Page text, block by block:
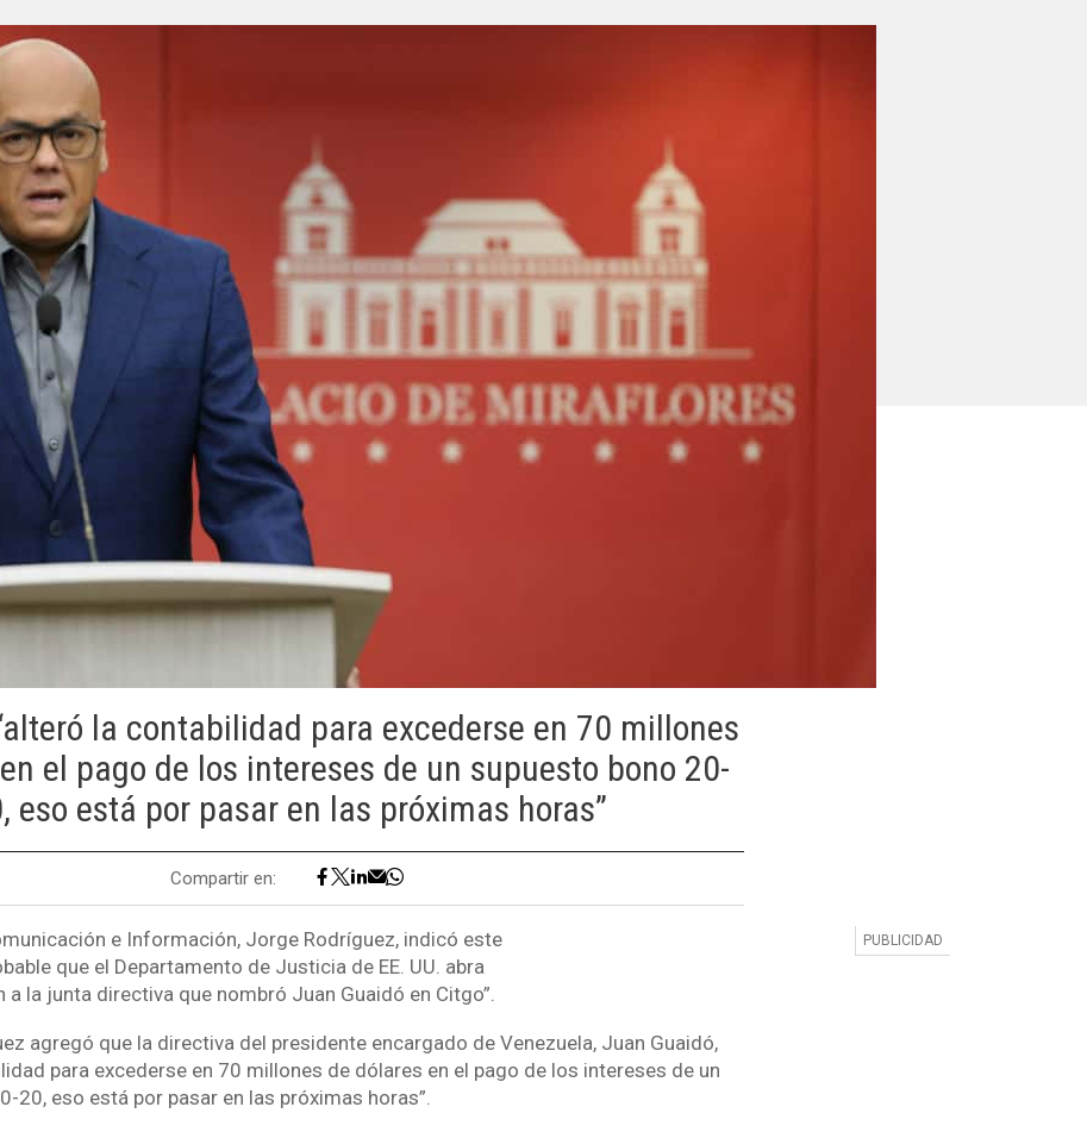
la contabilidad para excederse en 70 millones
el pago de los intereses de un supuesto bono 20-
eso está por pasar en las próximas horas”
Compartir en:
e Información, Jorge Rodríguez, indicó este
que el Departamento de Justicia de EE. UU. abra
a la junta directiva que nombró Juan Guaidó en Citgo”.
agregó que la directiva del presidente encargado de Venezuela, Juan Guaidó,
para excederse en 70 millones de dólares en el pago de los intereses de un
20, eso está por pasar en las próximas horas”.